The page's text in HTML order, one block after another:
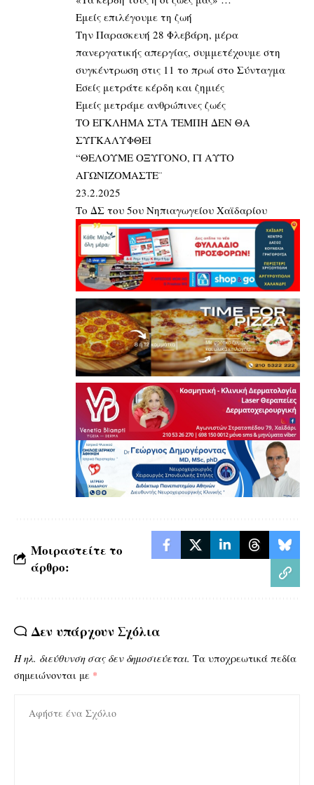
Εμείς επιλέγουμε τη ζωή
Την Παρασκευή 28 Φλεβάρη, μέρα
πανεργατικής απεργίας, συμμετέχουμε στη
συγκέντρωση στις 11 το πρωί στο Σύνταγμα
Εσείς μετράτε κέρδη και ζημιές
Εμείς μετράμε ανθρώπινες ζωές
ΤΟ ΕΓΚΛΗΜΑ ΣΤΑ ΤΕΜΠΗ ΔΕΝ ΘΑ
ΣΥΓΚΑΛΥΦΘΕΙ
“ΘΕΛΟΥΜΕ ΟΞΥΓΟΝΟ, ΓΙ ΑΥΤΟ
ΑΓΩΝΙΖΟΜΑΣΤΕ¨
23.2.2025
Το ΔΣ του 5ου Νηπιαγωγείου Χαϊδαρίου
Μοιραστείτε το
άρθρο:
Δεν υπάρχουν Σχόλια
Η ηλ. διεύθυνση σας δεν δημοσιεύεται. Τα υποχρεωτικά πεδία
σημειώνονται με *